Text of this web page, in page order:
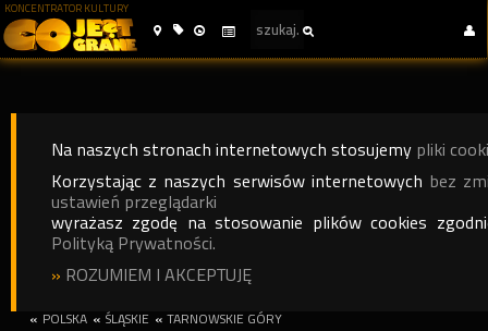
KONCENTRATOR KULTURY
Na naszych stronach internetowych stosujemy pliki
Korzystając z naszych serwisów internetowych bez
ustawień przeglądarki
wyrażasz zgodę na stosowanie plików cookies
Polityką Prywatności.
» ROZUMIEM I AKCEPTUJĘ
« POLSKA « ŚLĄSKIE « TARNOWSKIE GÓRY